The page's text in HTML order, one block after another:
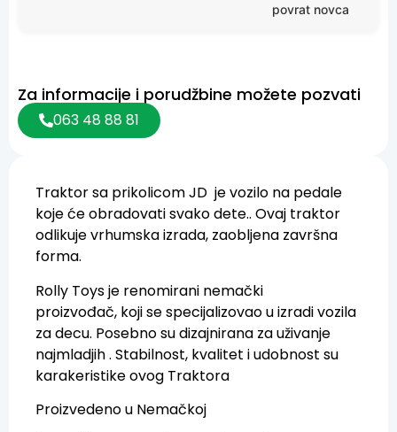
Traktor sa prikolicom JD je vozilo na pedale
koje će obradovati svako dete.. Ovaj traktor
odlikuje vrhumska izrada, zaobljena završna
forma.
Rolly Toys je renomirani nemački
proizvođač, koji se specijalizovao u izradi vozila
za decu. Posebno su dizajnirana za uživanje
najmladjih . Stabilnost, kvalitet i udobnost su
karakeristike ovog Traktora
Proizvedeno u Nemačkoj
povrat novca
Za informacije i porudžbine možete pozvati
063 48 88 81